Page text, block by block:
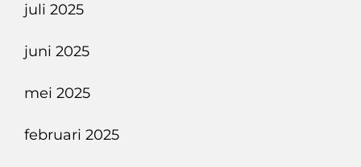
juli 2025
juni 2025
mei 2025
februari 2025